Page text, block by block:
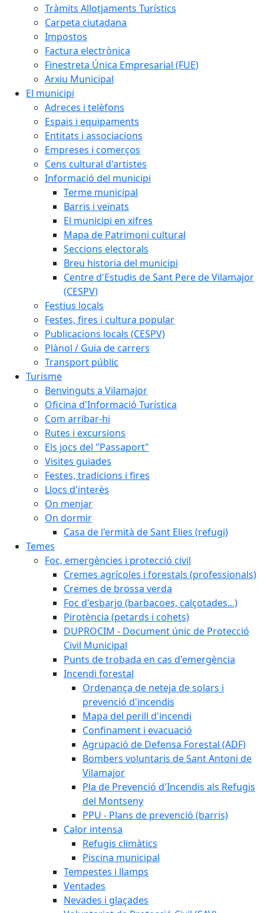
Tràmits Allotjaments Turístics
Carpeta ciutadana
Impostos
Factura electrònica
Finestreta Única Empresarial (FUE)
Arxiu Municipal
El municipi
Adreces i telèfons
Espais i equipaments
Entitats i associacions
Empreses i comerços
Cens cultural d'artistes
Informació del municipi
Terme municipal
Barris i veïnats
El municipi en xifres
Mapa de Patrimoni cultural
Seccions electorals
Breu historia del municipi
Centre d'Estudis de Sant Pere de Vilamajor
(CESPV)
Festius locals
Festes, fires i cultura popular
Publicacions locals (CESPV)
Plànol / Guia de carrers
Transport públic
Turisme
Benvinguts a Vilamajor
Oficina d'Informació Turística
Com arribar-hi
Rutes i excursions
Els jocs del "Passaport"
Visites guiades
Festes, tradicions i fires
Llocs d'interès
On menjar
On dormir
Casa de l'ermità de Sant Elies (refugi)
Temes
Foc, emergències i protecció civil
Cremes agrícoles i forestals (professionals)
Cremes de brossa verda
Foc d'esbarjo (barbacoes, calçotades...)
Pirotència (petards i cohets)
DUPROCIM - Document únic de Protecció
Civil Municipal
Punts de trobada en cas d'emergència
Incendi forestal
Ordenança de neteja de solars i
prevenció d'incendis
Mapa del perill d'incendi
Confinament i evacuació
Agrupació de Defensa Forestal (ADF)
Bombers voluntaris de Sant Antoni de
Vilamajor
Pla de Prevenció d'Incendis als Refugis
del Montseny
PPU - Plans de prevenció (barris)
Calor intensa
Refugis climàtics
Piscina municipal
Tempestes i llamps
Ventades
Nevades i glaçades